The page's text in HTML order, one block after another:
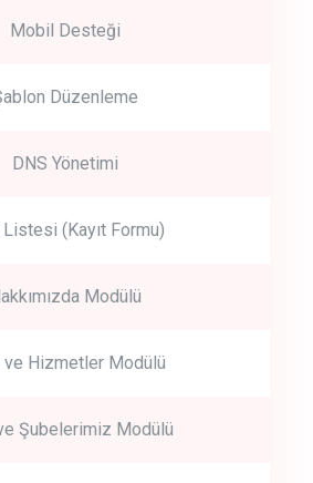
Mobil Desteği
Düzenleme
DNS Yönetimi
(Kayıt Formu)
Modülü
ve Hizmetler Modülü
Şubelerimiz Modülü